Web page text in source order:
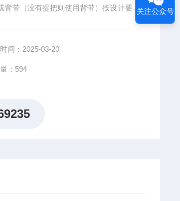
背带（没有提把则使用背带）按设计要求
叠或相交.填充过程中借助轻微外力轻震
间：2025-03-20
：594
关注公众号